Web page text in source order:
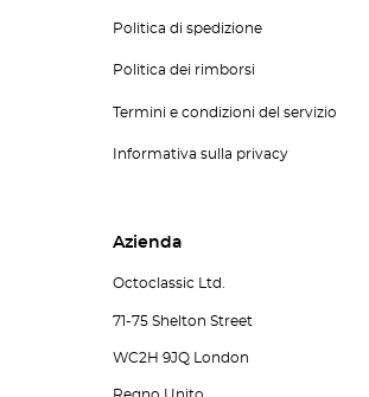
Politica di spedizione
Politica dei rimborsi
Termini e condizioni del servizio
Informativa sulla privacy
Azienda
Octoclassic Ltd.
71-75 Shelton Street
WC2H 9JQ London